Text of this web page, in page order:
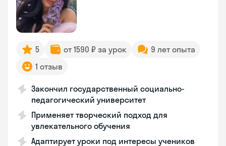
5 от 1590 ₽ за урок
9 лет опыта
1 отзыв
Закончил государственный социально-
педагогический университет
Применяет творческий подход для
увлекательного обучения
Адаптирует уроки под интересы учеников